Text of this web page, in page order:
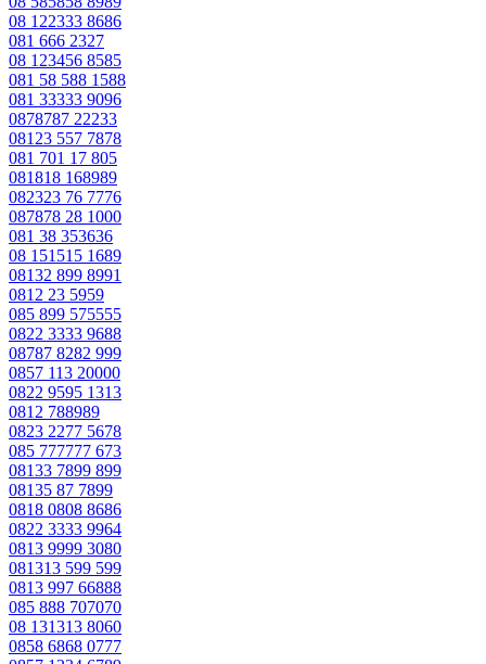
08 122333 8686
081 666 2327
08 123456 8585
081 58 588 1588
081 33333 9096
0878787 22233
08123 557 7878
081 701 17 805
081818 168989
082323 76 7776
087878 28 1000
081 38 353636
08 151515 1689
08132 899 8991
0812 23 5959
085 899 575555
0822 3333 9688
08787 8282 999
0857 113 20000
0822 9595 1313
0812 788989
0823 2277 5678
085 777777 673
08133 7899 899
08135 87 7899
0818 0808 8686
0822 3333 9964
0813 9999 3080
081313 599 599
0813 997 66888
085 888 707070
08 131313 8060
0858 6868 0777